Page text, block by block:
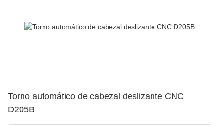
Torno automático de cabezal deslizante CNC
D205B